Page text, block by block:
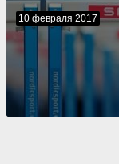
10 февраля 2017